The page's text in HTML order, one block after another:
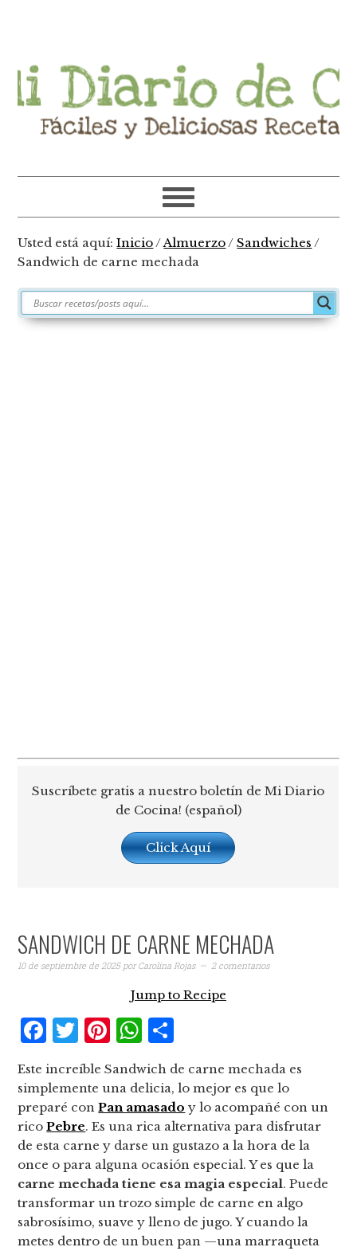
principal
principal
barra
lateral
primaria
de
página
Usted está aquí:Inicio/Almuerzo/ Sandwiches /
Sandwich de carne mechada
Suscríbete gratis a nuestro boletín de Mi Diario
de Cocina! (español)
Click Aquí
SANDWICH DE CARNE MECHADA
10 de septiembre de 2025porCarolina Rojas 2 comentarios
Jump to Recipe
Facebook
Twitter
Pinterest
WhatsApp
Este increíble Sandwich de carne mechada es
simplemente una delicia, lo mejor es que lo
preparé conPan amasado y lo acompañé con un
ricoPebre. Es una rica alternativa para disfrutar
de esta carne y darse un gustazo a la hora de la
once o para alguna ocasión especial. Y es que la
carne mechada tiene esa magia especial. Puede
transformar un trozo simple de carne en algo
sabrosísimo, suave y lleno de jugo. Y cuando la
metes dentro de un buen pan —una marraqueta